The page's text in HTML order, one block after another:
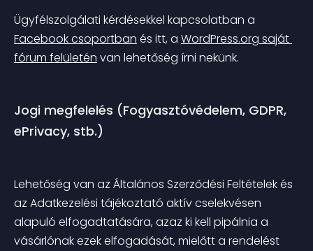
Ügyfélszolgálati kérdésekkel kapcsolatban a
Facebook csoportban és itt, a WordPress.org saját
fórum felületén van lehetőség írni nekünk.
Jogi megfelelés (Fogyasztóvédelem, GDPR,
ePrivacy, stb.)
Lehetőség van az Általános Szerződési Feltételek és
az Adatkezelési tájékoztató aktív cselekvésen
alapuló elfogadtatására, azaz ki kell pipálnia a
vásárlónak ezek elfogadását, mielőtt a rendelést